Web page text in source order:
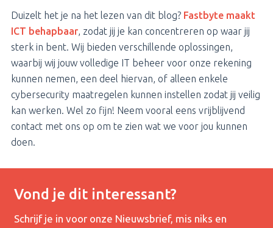
Duizelt het je na het lezen van dit blog? Fastbyte maakt
ICT behapbaar, zodat jij je kan concentreren op waar jij
sterk in bent. Wij bieden verschillende oplossingen,
waarbij wij jouw volledige IT beheer voor onze rekening
kunnen nemen, een deel hiervan, of alleen enkele
cybersecurity maatregelen kunnen instellen zodat jij veilig
kan werken. Wel zo fijn! Neem vooral eens vrijblijvend
contact met ons op om te zien wat we voor jou kunnen
doen.
Vond je dit interessant?
Schrijf je in voor onze Nieuwsbrief, mis niks en